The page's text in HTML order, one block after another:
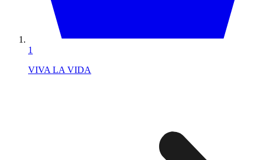
1
VIVA LA VIDA